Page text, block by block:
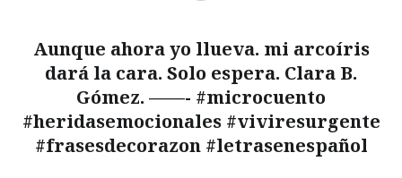
Aunque ahora yo llueva. mi arcoíris
dará la cara. Solo espera. Clara B.
Gómez. ——- #microcuento
#heridasemocionales #viviresurgente
#frasesdecorazon #letrasenespañol